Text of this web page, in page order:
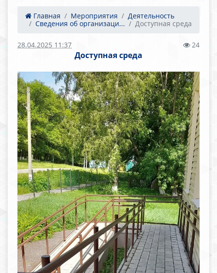
Главная Мероприятия
Деятельность
Сведения об организаци...
Доступная среда
28.04.2025 11:37 24
Доступная среда